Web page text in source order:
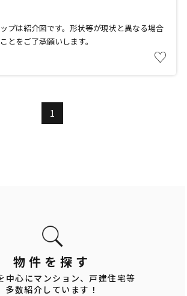
プは紹介図です。形状等が現状と異なる場合
とをご了承願いします。
♡
1
物件を探す
中心にマンション、戸建住宅等
多数紹介しています！